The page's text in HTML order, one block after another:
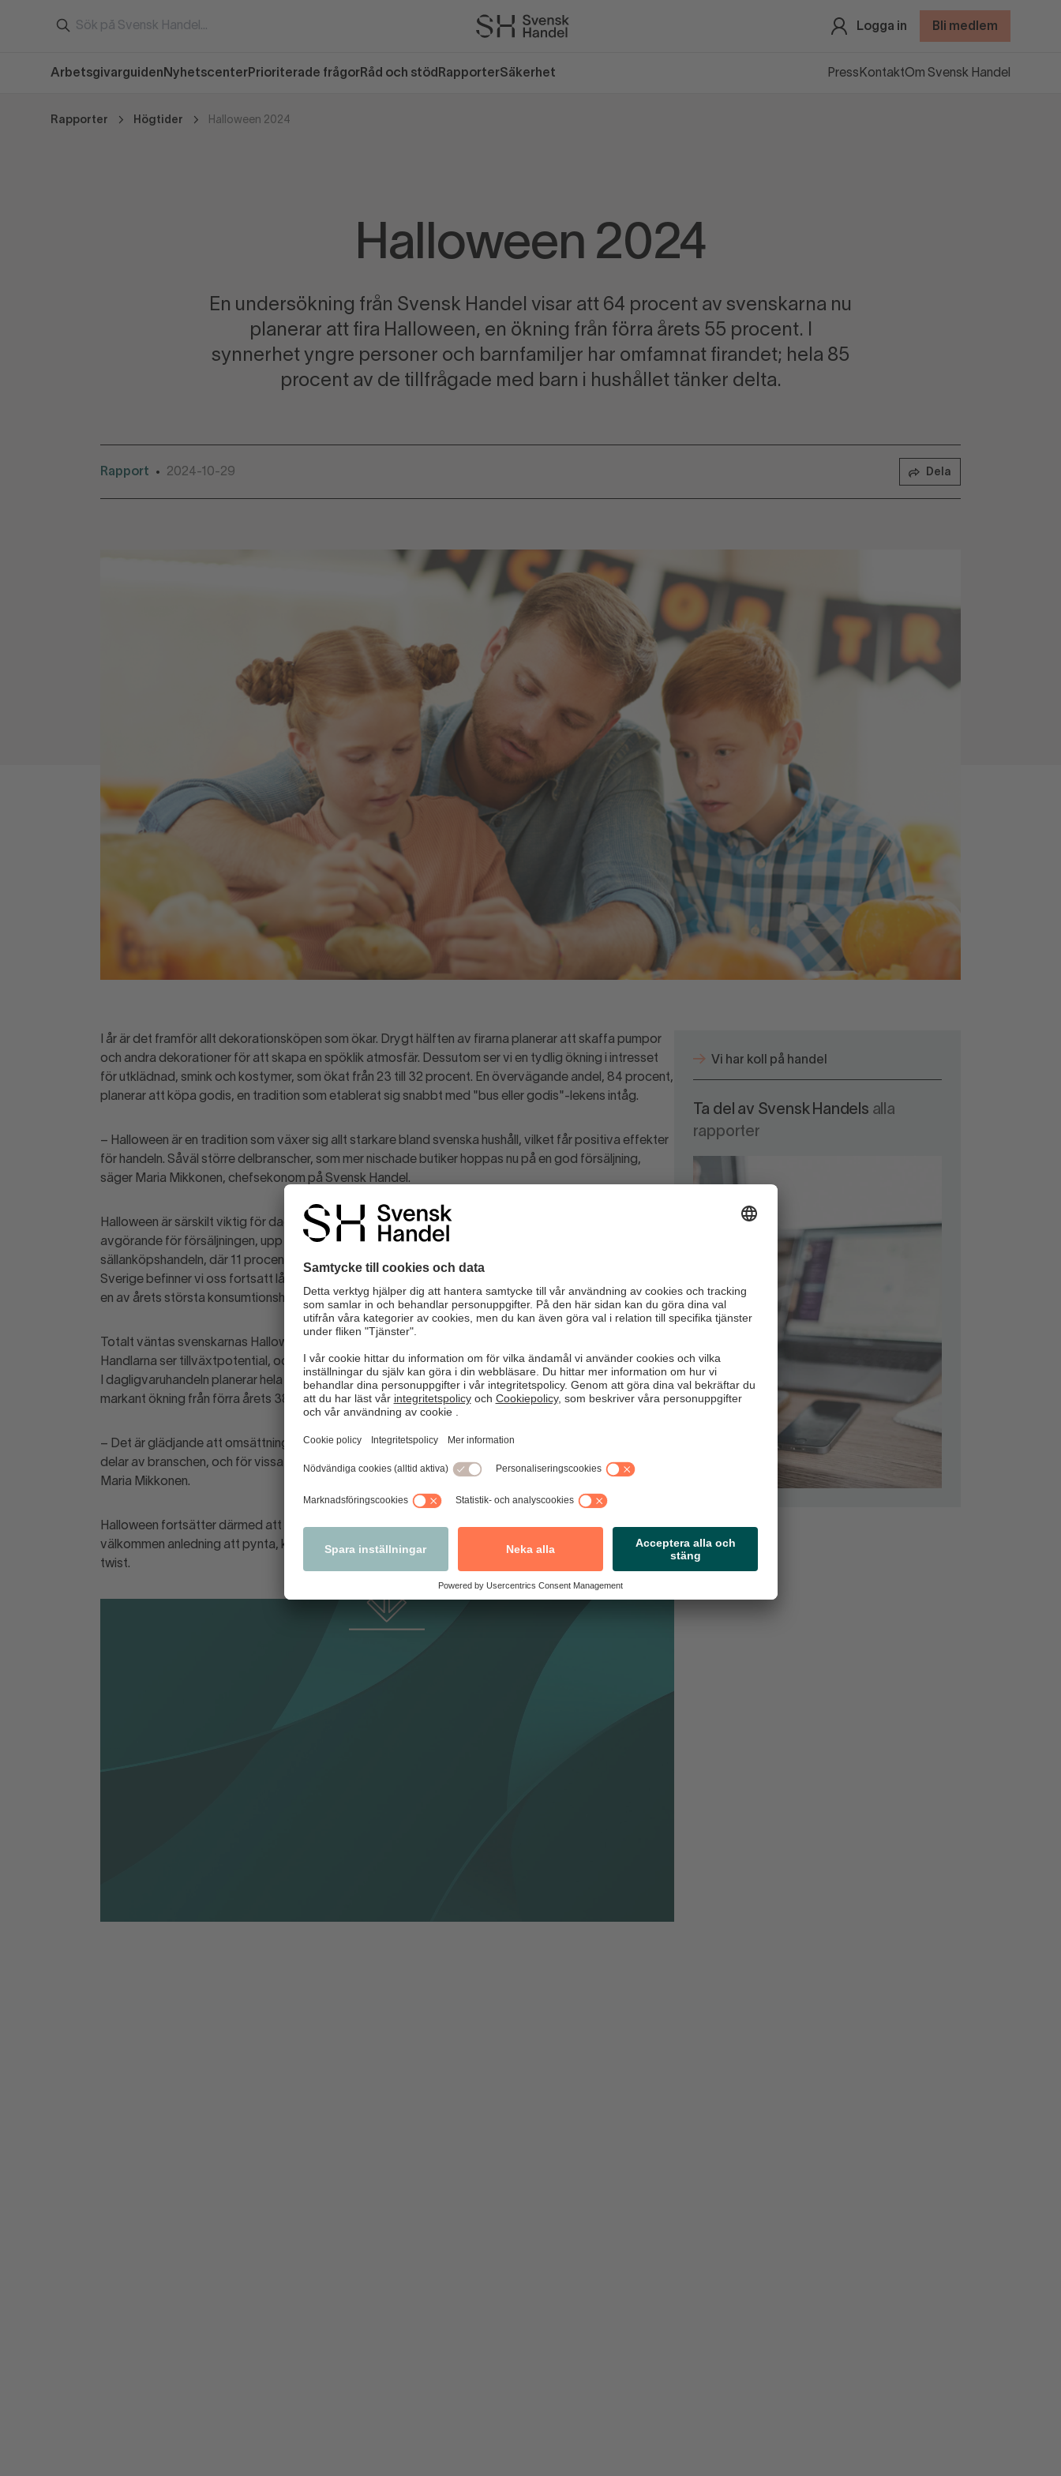
Logga in Bli medlem
Arbetsgivarguiden Nyhetscenter Prioriterade frågor Råd och stöd RapporterSäkerhet Press KontaktOm Svensk Handel
Rapporter Högtider Halloween 2024
Halloween 2024
En undersökning från Svensk Handel visar att 64 procent av svenskarna nu
planerar att fira Halloween, en ökning från förra årets 55 procent. I
synnerhet yngre personer och barnfamiljer har omfamnat firandet; hela 85
procent av de tillfrågade med barn i hushållet tänker delta.
Rapport • 2024-10-29 Dela
I år är det framför allt dekorationsköpen som ökar. Drygt hälften av firarna planerar att skaffa pumpor
och andra dekorationer för att skapa en spöklik atmosfär. Dessutom ser vi en tydlig ökning i intresset
för utklädnad, smink och kostymer, som ökat från 23 till 32 procent. En övervägande andel, 84 procent,
planerar att köpa godis, en tradition som etablerat sig snabbt med "bus eller godis"-lekens intåg.
– Halloween är en tradition som växer sig allt starkare bland svenska hushåll, vilket får positiva effekter
för handeln. Såväl större delbranscher, som mer nischade butiker hoppas nu på en god försäljning,
säger Maria Mikkonen, chefsekonom på Svensk Handel.
Halloween är särskilt viktig för dagligvaruhandeln, där 33 procent av handlarna anger högtiden som
avgörande för försäljningen, upp från 25 procent 2023. Det finns även ett intresse inom
sällanköpshandeln, där 11 procent ser Halloween som en viktig högtid. Trots den ökade intresset i
Sverige befinner vi oss fortsatt långt ifrån att det ligger långt från amerikanska nivåer, där Halloween är
en av årets största konsumtionshögtider.
Totalt väntas svenskarnas Halloween-konsumtion i år öka från 1,5 till cirka 1,6 miljarder kronor.
Handlarna ser tillväxtpotential, och många erbjuder specialkampanjer för att möta det ökade intresset.
I dagligvaruhandeln planerar hela 63 procent att satsa på specifika Halloween-erbjudanden, en
markant ökning från förra årets 38 procent.
– Det är glädjande att omsättningen förväntas öka. Handelshögtider är generellt sett viktiga för stora
delar av branschen, och för vissa är Halloween en av årets mest intensiva försäljningsperioder, säger
Maria Mikkonen.
Halloween fortsätter därmed att stärka sin plats i svenskarnas hjärtan, med allt fler som ser det som en
välkommen anledning att pynta, klä ut sig och njuta av lite skräckblandad glädje – gärna med en söt
twist.
Vi har koll på handel
Ta del av Svensk Handels alla
rapporter